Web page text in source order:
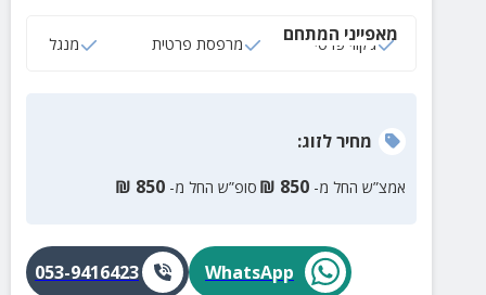
מאפייני המתחם
ג‘קוזי פרטי מרפסת פרטית מנגל
מחירלזוג:
אמצ”ש החל מ- 850
₪ סופ”ש החל מ- 850
₪
WhatsApp
053-9416423